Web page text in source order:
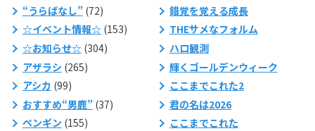
“うらばなし”(72)
☆イベント情報☆(153)
☆お知らせ☆(304)
アザラシ (265)
アシカ (99)
おすすめ“男鹿”(37)
ペンギン (155)
錯覚を覚える成長
THEサメなフォルム
ハロ観測
輝くゴールデンウィーク
ここまでこれた2
君の名は2026
ここまでこれた